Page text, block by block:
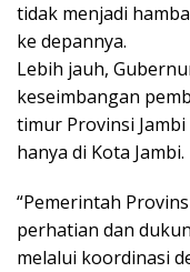
tidak menjadi
ke depannya.
Lebih jauh,
keseimbangan
timur Provinsi
hanya di Kota Jambi.
“Pemerintah
perhatian dan
melalui koordinasi